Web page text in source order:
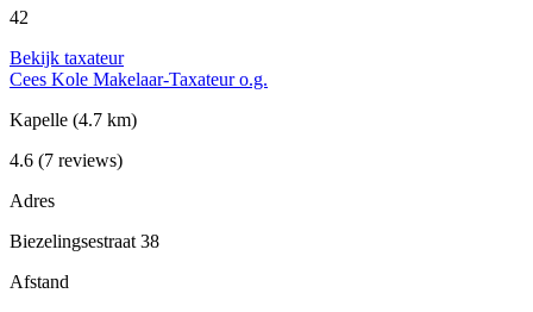
42
Bekijk taxateur
Cees Kole Makelaar-Taxateur o.g.
Kapelle (4.7 km)
4.6 (7 reviews)
Adres
Biezelingsestraat 38
Afstand